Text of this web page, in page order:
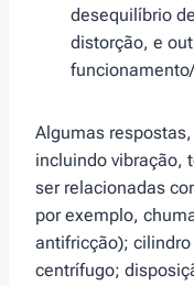
desequilíbrio
distorção, e
Algumas
incluindo vibração,
ser relacionadas
por exemplo,
antifricção);
centrífugo;